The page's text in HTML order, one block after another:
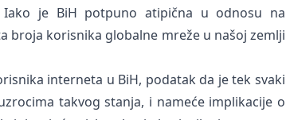
je BiH potpuno atipična u odnosu na
broja korisnika globalne mreže u našoj zemlji
interneta u BiH, podatak da je tek svaki
takvog stanja, i nameće implikacije o